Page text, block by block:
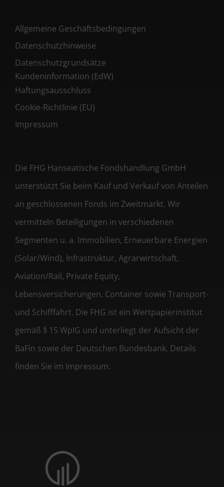
Allgemeine Geschäftsbedingungen
Datenschutzhinweise
Datenschutzgrundsätze
Kundeninformation (EdW)
Haftungsausschluss
Cookie-Richtlinie (EU)
Impressum
Die FHG Hanseatische Fondshandlung GmbH
unterstützt Sie beim Kauf und Verkauf von Anteilen
an geschlossenen Fonds im Zweitmarkt. Wir
vermitteln Beteiligungen in verschiedenen
Segmenten u. a. Immobilien, Erneuerbare Energien
(Solar/Wind), Infrastruktur, Agrarwirtschaft,
Aviation/Rail, Private Equity,
Lebensversicherungen, Container sowie Transport-
und Schifffahrt. Die FHG ist ein Wertpapierinstitut
gemäß § 15 WpIG und unterliegt der Aufsicht der
BaFin sowie der Deutschen Bundesbank. Details
finden Sie im Impressum.